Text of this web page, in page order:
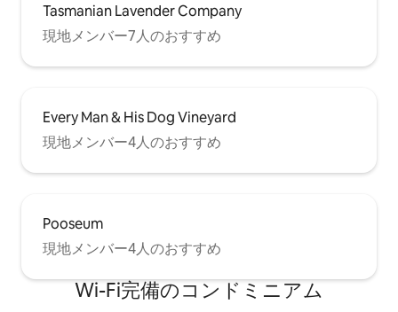
Tasmanian Lavender Company
現地メンバー7人のおすすめ
Every Man & His Dog Vineyard
現地メンバー4人のおすすめ
Pooseum
現地メンバー4人のおすすめ
Wi-Fi完備のコンドミニアム